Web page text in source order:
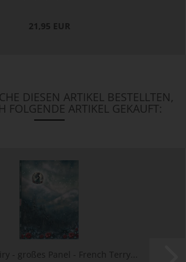
21,95 EUR
DIESEN ARTIKEL BESTELLTEN,
FOLGENDE ARTIKEL GEKAUFT:
- großes Panel - French Terry...